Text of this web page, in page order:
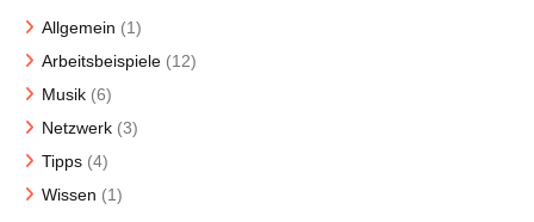
Allgemein (1)
Arbeitsbeispiele (12)
Musik (6)
Netzwerk (3)
Tipps (4)
Wissen (1)